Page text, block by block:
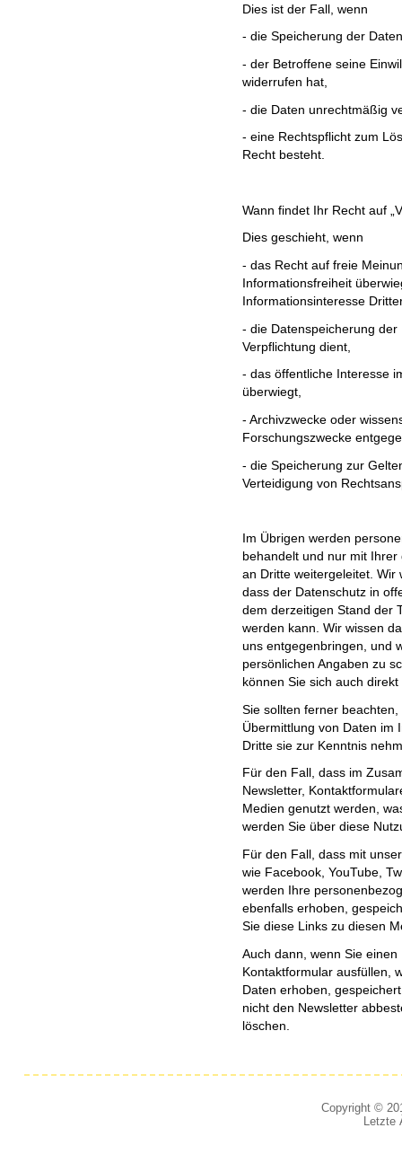
Dies ist der Fall, wenn
- die Speicherung der
- der Betroffene seine
widerrufen hat,
- die Daten unrechtmäßig
- eine Rechtspflicht zum
Recht besteht.
Wann findet Ihr Recht auf
Dies geschieht, wenn
- das Recht auf freie
Informationsfreiheit
Informationsinteresse
- die Datenspeicherung
Verpflichtung dient,
- das öffentliche Interesse
überwiegt,
- Archivzwecke oder
Forschungszwecke
- die Speicherung zur
Verteidigung von
Im Übrigen werden
behandelt und nur mit
an Dritte weitergeleitet. Wir
dass der Datenschutz in
dem derzeitigen Stand der
werden kann. Wir wissen
uns entgegenbringen, und
persönlichen Angaben zu
können Sie sich auch
Sie sollten ferner
Übermittlung von Daten im
Dritte sie zur Kenntnis
Für den Fall, dass im
Newsletter,
Medien genutzt werden,
werden Sie über diese
Für den Fall, dass mit
wie Facebook, YouTube,
werden Ihre
ebenfalls erhoben,
Sie diese Links zu diesen
Auch dann, wenn Sie
Kontaktformular ausfüllen,
Daten erhoben,
nicht den Newsletter
löschen.
Copyright ©